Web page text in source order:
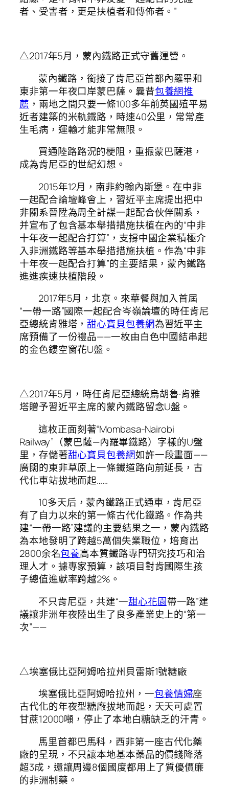
者、受害者，更是扶植者和傳佈者。”
△2017年5月，蒙內鐵路正式守舊運營。
蒙內鐵路，銜接了肯尼亞首都內羅畢和
東非第一年夜口岸蒙巴薩。曩昔包養網推
薦 ，兩地之間只要一條100多年前英國殖平易
近者建築的米軌鐵路，時速40公里，常常產
生毛病，運輸才能非常無限。
買通陸路路況的梗阻，重振蒙巴薩港，
成為肯尼亞的世紀幻想。
2015年12月，南非約翰內斯堡。在中非
一起配合論壇峰會上，習近平主席提出把中
非關系晉陞為周全計謀一起配合伙伴關系，
并宣布了包含基本舉措措施扶植在內的“中非
十年夜一起配合打算”，支撐中國企業積極介
入非洲鐵路等基本舉措措施扶植。作為“中非
十年夜一起配合打算”的主要結果，蒙內鐵路
進進疾速扶植階段。
2017年5月，北京。來華餐與加入首屆
“一帶一路”國際一起配合岑嶺論壇的時任肯尼
亞總統肯雅塔，甜心寶貝包養網為習近平主
席預備了一份禮品——一枚由白色中國結串起
的金色鏤空窗花U盤。
△2017年5月，時任肯尼亞總統烏胡魯·肯雅
塔贈予習近平主席的蒙內鐵路留念U盤。
這枚正面刻著“Mombasa-Nairobi
Railway”（蒙巴薩—內羅畢鐵路）字樣的U盤
里，存儲著甜心寶貝包養網如許一段畫面——
廣闊的東非草原上一條鐵道路向前延長，古
代化車站拔地而起……
10多天后，蒙內鐵路正式通車，肯尼亞
有了自力以來的第一條古代化鐵路。作為共
建“一帶一路”建議的主要結果之一，蒙內鐵路
為本地發明了跨越5萬個失業職位，培育出
2800余名包養高本質鐵路專門研究技巧和治
理人才。據專家預算，該項目對肯國際生孩
子總值進獻率跨越2%。
不只肯尼亞，共建“一甜心花園帶一路”建
議讓非洲年夜陸出生了良多產業史上的“第一
次”——
△埃塞俄比亞阿姆哈拉州貝雷斯1號糖廠
埃塞俄比亞阿姆哈拉州，一包養情婦座
古代化的年夜型糖廠拔地而起，天天可處置
甘蔗12000噸，停止了本地白糖缺乏的汗青。
馬里首都巴馬科，西非第一座古代化藥
廠的呈現，不只讓本地基本藥品的價錢降落
超3成，還讓周邊8個國度都用上了質優價廉
的非洲制藥。